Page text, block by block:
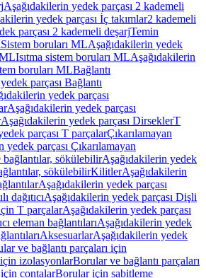
Aşağıdakilerin yedek parçası 2 kademeli
yedek parçası İç takımlar2 kademeli
parçası 2 kademeli deşarjTemin
Sistem boruları MLAşağıdakilerin yedek
Isıtma sistem boruları MLAşağıdakilerin
boruları MLBağlantı
parçası Bağlantı
yedek parçası
Aşağıdakilerin yedek parçası
Aşağıdakilerin yedek parçası DirseklerT
parçası T parçalarÇıkarılamayan
yedek parçası Çıkarılamayan
sökülebilirAşağıdakilerin yedek
sökülebilirKilitlerAşağıdakilerin
Aşağıdakilerin yedek parçası
dağıtıcıAşağıdakilerin yedek parçası Dişli
için T parçalarAşağıdakilerin yedek parçası
eleman bağlantılarıAşağıdakilerin yedek
AksesuarlarAşağıdakilerin yedek
ve bağlantı parçaları için
izolasyonlarBorular ve bağlantı parçaları
contalarBorular için sabitleme